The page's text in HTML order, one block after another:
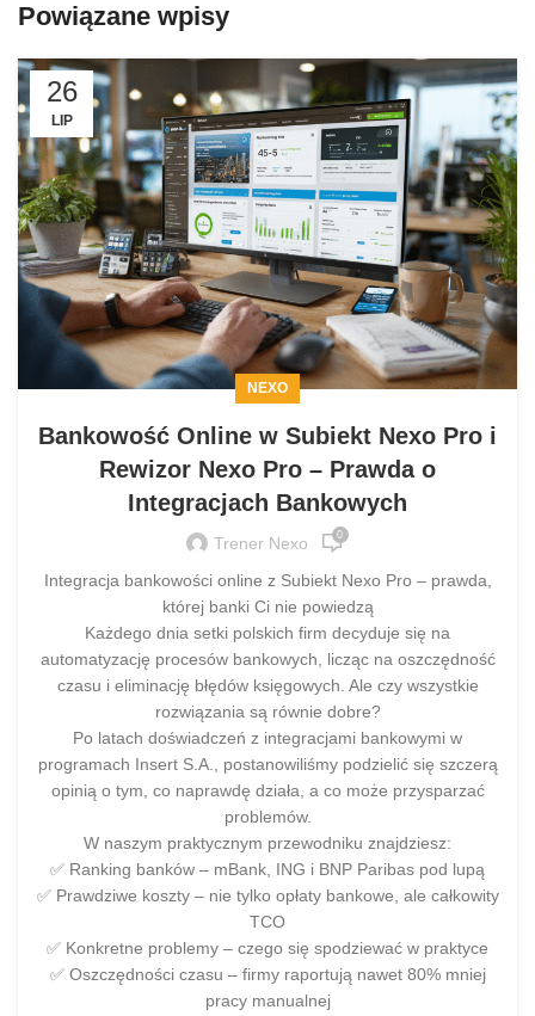
Powiązane wpisy
26
LIP
NEXO
Bankowość Online w Subiekt Nexo Pro i
Rewizor Nexo Pro – Prawda o
Integracjach Bankowych
Trener Nexo 0
Integracja bankowości online z Subiekt Nexo Pro – prawda,
której banki Ci nie powiedzą
Każdego dnia setki polskich firm decyduje się na
automatyzację procesów bankowych, licząc na oszczędność
czasu i eliminację błędów księgowych. Ale czy wszystkie
rozwiązania są równie dobre?
Po latach doświadczeń z integracjami bankowymi w
programach Insert S.A., postanowiliśmy podzielić się szczerą
opinią o tym, co naprawdę działa, a co może przysparzać
problemów.
W naszym praktycznym przewodniku znajdziesz:
✅ Ranking banków – mBank, ING i BNP Paribas pod lupą
✅ Prawdziwe koszty – nie tylko opłaty bankowe, ale całkowity
TCO
✅ Konkretne problemy – czego się spodziewać w praktyce
✅ Oszczędności czasu – firmy raportują nawet 80% mniej
pracy manualnej